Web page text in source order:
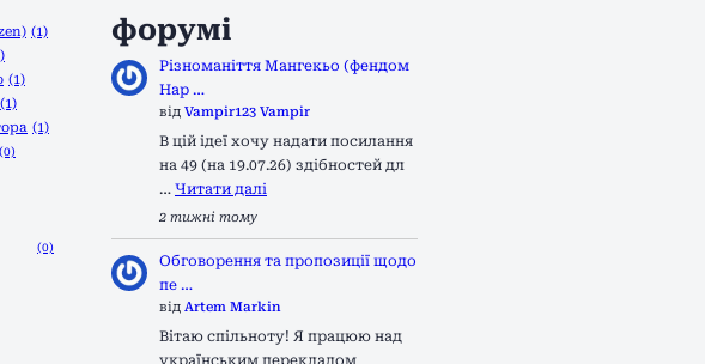
(1)
(1)
(1)
(1)
(0)
(0)
форумі
Різноманіття Мангекьо (фендом
Нар …
від Vampir123 Vampir
В цій ідеї хочу надати посилання
на 49 (на 19.07.26) здібностей дл
… Читати далі
2 тижні тому
Обговорення та пропозиції щодо
пе …
від Artem Markin
Вітаю спільноту! Я працюю над
українським перекладом